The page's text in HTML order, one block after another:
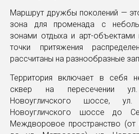
Маршрут дружбы поколений —
зона для променада с
зонами отдыха и арт-
точки притяжения
рассчитаны на разнообразные
Территория включает в себя
сквер на пересечении
Новоугличского шоссе,
Новоугличского шоссе до
Междворовое пространство (от